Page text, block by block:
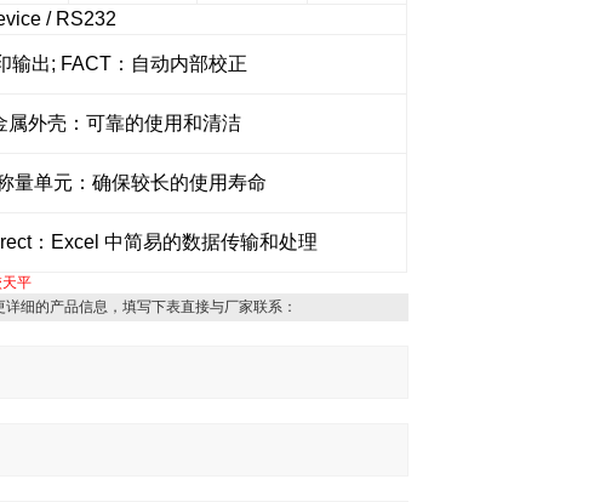
/ RS232
输出; FACT：自动内部校正
属外壳：可靠的使用和清洁
量单元：确保较长的使用寿命
：Excel 中简易的数据传输和处理
平
细的产品信息，填写下表直接与厂家联系：